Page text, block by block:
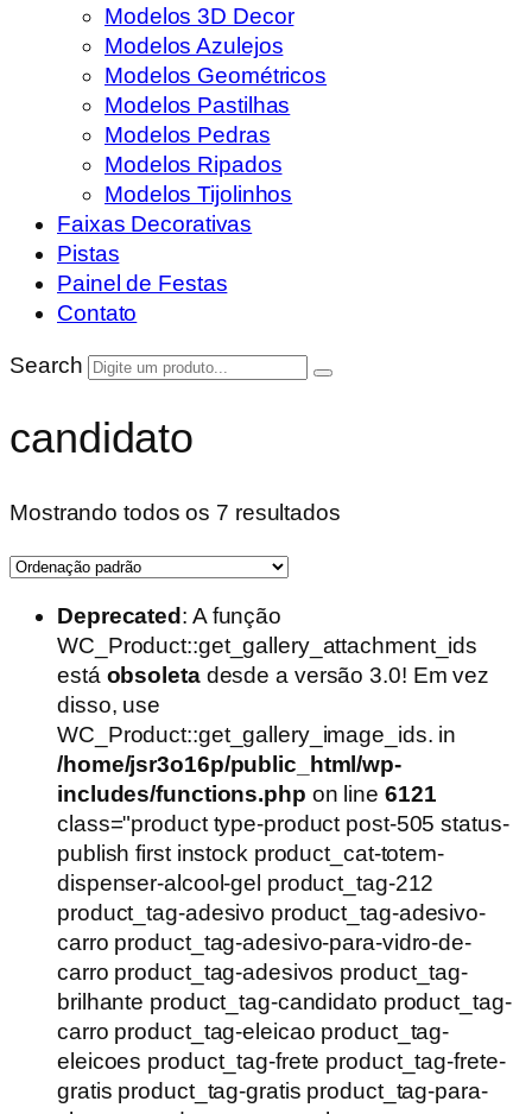
Modelos 3D Decor
Modelos Azulejos
Modelos Geométricos
Modelos Pastilhas
Modelos Pedras
Modelos Ripados
Modelos Tijolinhos
Faixas Decorativas
Pistas
Painel de Festas
Contato
Search
candidato
Mostrando todos os 7 resultados
Deprecated : A função
WC_Product::get_gallery_attachment_ids
está obsoletadesde a versão 3.0! Em vez
disso, use
WC_Product::get_gallery_image_ids. in
/home/jsr3o16p/public_html/wp-
includes/functions.php on line 6121
class="product type-product post-505 status-
publish first instock product_cat-totem-
dispenser-alcool-gel product_tag-212
product_tag-adesivo product_tag-adesivo-
carro product_tag-adesivo-para-vidro-de-
carro product_tag-adesivos product_tag-
brilhante product_tag-candidato product_tag-
carro product_tag-eleicao product_tag-
eleicoes product_tag-frete product_tag-frete-
gratis product_tag-gratis product_tag-para-